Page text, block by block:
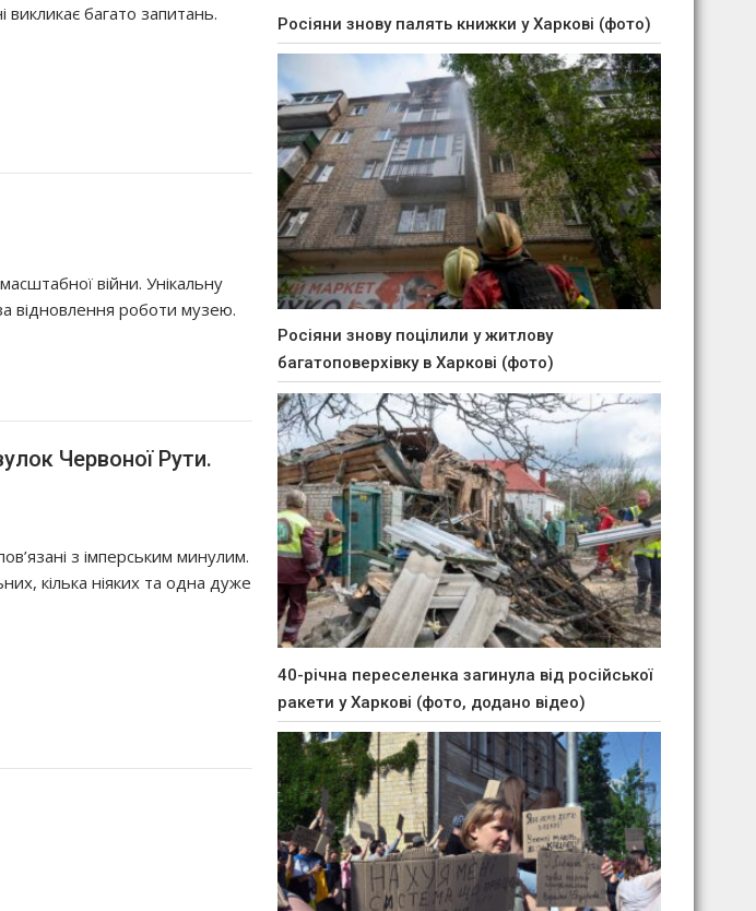
викликає багато запитань.
війни. Унікальну
відновлення роботи музею.
Червоної Рути.
з імперським минулим.
кілька ніяких та одна дуже
Росіяни знову палять книжки у Харкові (фото)
Росіяни знову поцілили у житлову
багатоповерхівку в Харкові (фото)
40-річна переселенка загинула від російської
ракети у Харкові (фото, додано відео)